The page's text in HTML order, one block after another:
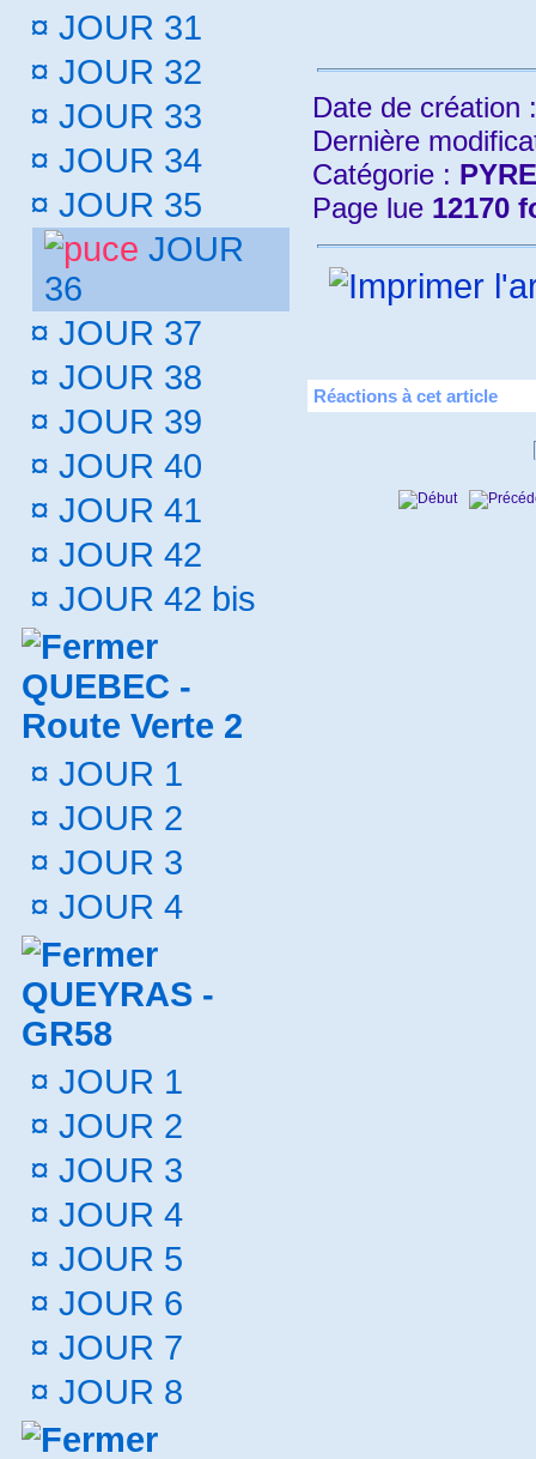
¤ JOUR 31
¤ JOUR 32
¤ JOUR 33
¤ JOUR 34
¤ JOUR 35
JOUR
36
¤ JOUR 37
¤ JOUR 38
¤ JOUR 39
¤ JOUR 40
¤ JOUR 41
¤ JOUR 42
¤ JOUR 42 bis
QUEBEC -
Route Verte 2
¤ JOUR 1
¤ JOUR 2
¤ JOUR 3
¤ JOUR 4
QUEYRAS -
GR58
¤ JOUR 1
¤ JOUR 2
¤ JOUR 3
¤ JOUR 4
¤ JOUR 5
¤ JOUR 6
¤ JOUR 7
¤ JOUR 8
Date de création
Dernière
Catégorie :
Page lue 12170
Réactions à cet article